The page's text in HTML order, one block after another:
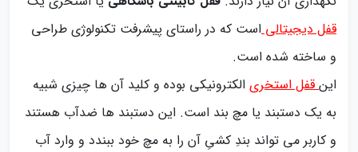
قفل دیجیتالیاست که در راستای پیشرفت تکنولوژی طراحی
و ساخته شده است.
اینقفل استخری الکترونیکی بوده و کلید آن ها چیزی شبیه
به یک دستبند یا مچ بند است. این دستبند ها ضدآب هستند
و کاربر می تواند بندِ کشیِ آن را به مچ خود ببندد و وارد آب